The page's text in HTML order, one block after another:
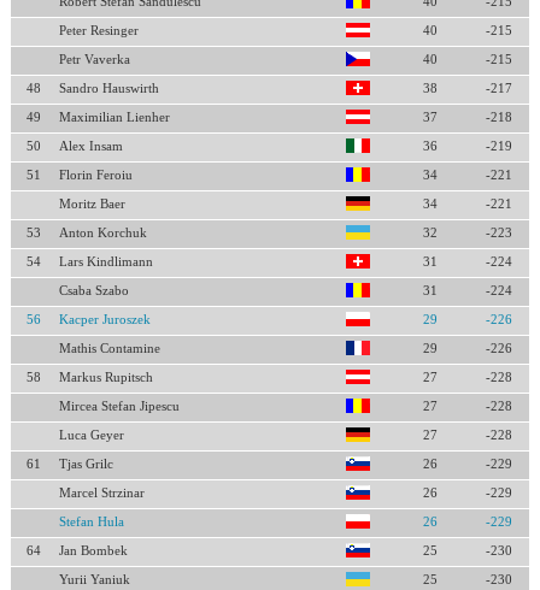
Peter Resinger 40 -215
Petr Vaverka 40 -215
48 Sandro Hauswirth 38 -217
49 Maximilian Lienher 37 -218
50 Alex Insam 36 -219
51 Florin Feroiu 34 -221
Moritz Baer 34 -221
53 Anton Korchuk 32 -223
54 Lars Kindlimann 31 -224
Csaba Szabo 31 -224
56 Kacper Juroszek 29 -226
Mathis Contamine 29 -226
58 Markus Rupitsch 27 -228
Mircea Stefan Jipescu 27 -228
Luca Geyer 27 -228
61 Tjas Grilc 26 -229
Marcel Strzinar 26 -229
Stefan Hula 26 -229
64 Jan Bombek 25 -230
Yurii Yaniuk 25 -230